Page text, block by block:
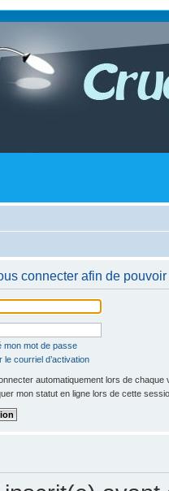
connecter afin de
mon mot de passe
le courriel d’activation
automatiquement lors de chaque
mon statut en ligne lors de cette